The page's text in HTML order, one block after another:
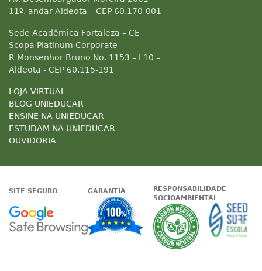
11º. andar Aldeota – CEP 60.170-001
Sede Acadêmica Fortaleza – CE
Scopa Platinum Corporate
R Monsenhor Bruno No. 1153 – L10 –
Aldeota - CEP 60.115-191
LOJA VIRTUAL
BLOG UNIEDUCAR
ENSINE NA UNIEDUCAR
ESTUDAM NA UNIEDUCAR
OUVIDORIA
SITE SEGURO
Google - Status do site no
GARANTIA
Garantia de
RESPONSABILIDADE
SOCIOAMBIENTAL
A